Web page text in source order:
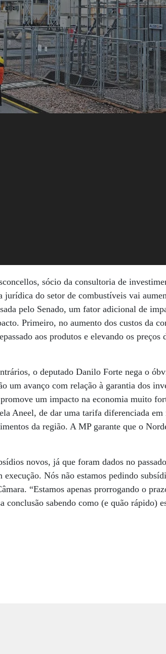
sócio da consultoria de
do setor de combustíveis vai
pelo Senado, um fator adicional de
Primeiro, no aumento dos custos da
aos produtos e elevando os preços
o deputado Danilo Forte nega o
um avanço com relação à garantia dos
um impacto na economia muito
Aneel, de dar uma tarifa diferenciada em
da região. A MP garante que o
novos, já que foram dados no
Nós não estamos pedindo
“Estamos apenas prorrogando o
conclusão sabendo como (e quão rápido)